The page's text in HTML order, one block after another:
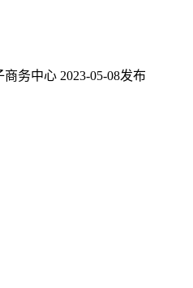
商务中心 2023-05-08发布